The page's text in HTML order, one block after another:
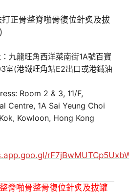
九龍旺角西洋菜南街1A號百寶
室(港鐵旺角站E2出口或港鐵油
Room 2 & 3, 11/F,
Centre, 1A Sai Yeung Choi
Kowloon, Hong Kong
脊啪骨整骨復位針炙及拔罐